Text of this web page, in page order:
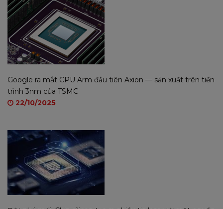
tính kết hợp giữa vẻ đẹp và sang trọng, không nên
bỏ lỡ Mixie NEMO-20. Thiết kế 2 mặt kính đẹp mắt,
khả năng tùy chỉnh cao và hiệu suất ấn tượng đều
đồng lòng hòa quyện trong sản phẩm này, tạo nên
một trải nghiệm hoàn toàn mới cho không gian làm
việc hoặc giải trí của bạn.
GIỚI THIỆU THƯƠNG HIỆU MIXIE
Dụng Bán Chạy Số 01 Tại Thái Lan. Với 12 Giải Thưởng
Chất Lượng Quốc Tế
MIXIE bền bỉ với thương hiệu gần 20 năm trên thị
trường máy tính.
MIXIE thuộc công ty MISHEN Electronic thành lập từ
Google ra mắt CPU Arm đầu tiên Axion — sản xuất trên tiến
trình 3nm của TSMC
22/10/2025